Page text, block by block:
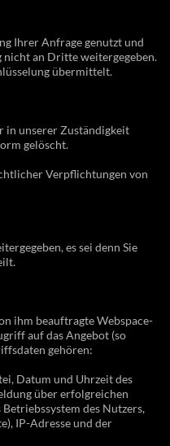
Ihrer Anfrage genutzt und
an Dritte weitergegeben.
übermittelt.
in unserer Zuständigkeit
gelöscht.
Verpflichtungen von
es sei denn Sie
ihm beauftragte Webspace-
auf das Angebot (so
gehören:
Datum und Uhrzeit des
über erfolgreichen
des Nutzers,
IP-Adresse und der